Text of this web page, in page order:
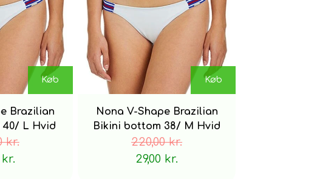
Køb
Brazilian
40/ L Hvid
kr.
kr.
Køb
Nona V-Shape Brazilian
Bikini bottom 38/ M Hvid
220,00 kr.
29,00 kr.